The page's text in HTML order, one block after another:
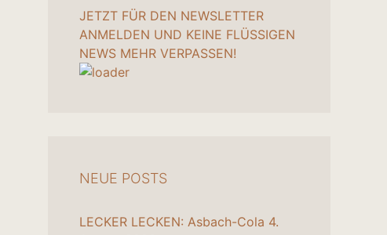
JETZT FÜR DEN NEWSLETTER
ANMELDEN UND KEINE FLÜSSIGEN
NEWS MEHR VERPASSEN!
NEUE POSTS
LECKER LECKEN: Asbach-Cola 4.